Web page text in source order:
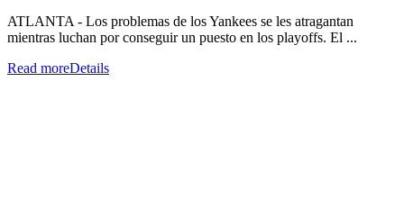
ATLANTA - Los problemas de los Yankees se les atragantan
mientras luchan por conseguir un puesto en los playoffs. El ...
Read moreDetails